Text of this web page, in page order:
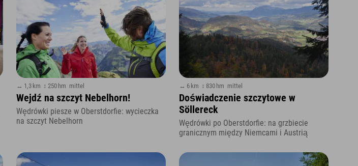
↔ 1,3 km ↕ 250 hm mittel
Wejdź na szczyt Nebelhorn!
Wędrówki piesze w Oberstdorfie: wycieczka
na szczyt Nebelhorn
↔ 6 km ↕ 830 hm mittel
Doświadczenie szczytowe w
Söllereck
Wędrówki po Oberstdorfie: na grzbiecie
granicznym między Niemcami i Austrią